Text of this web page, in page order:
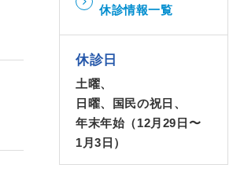
休診情報一覧
休診日
土曜、
日曜、国民の祝日、
年末年始（12月29日〜
1月3日）